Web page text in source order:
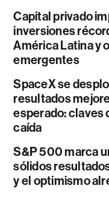
Capital privado
inversiones
América Latina y
emergentes
SpaceX se
resultados
esperado: claves
caída
S&P 500 marca
sólidos
y el optimismo